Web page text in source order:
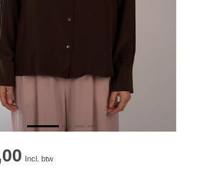
Incl. btw